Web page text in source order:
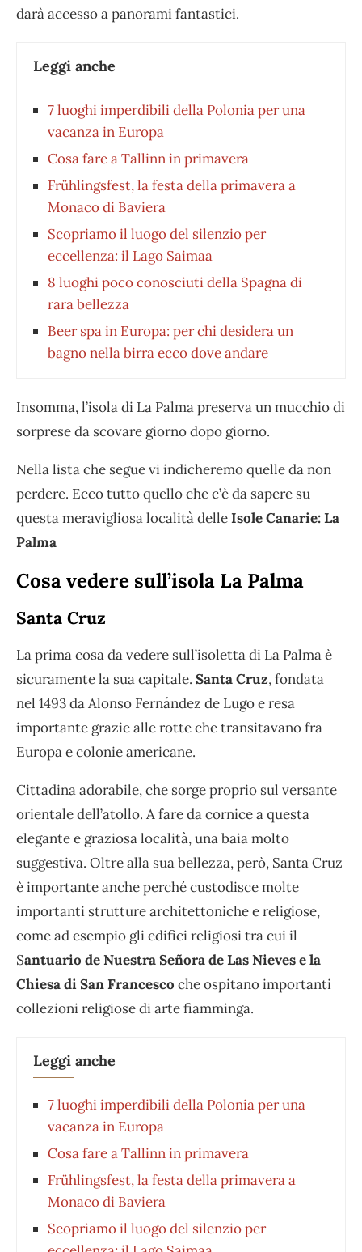
darà accesso a panorami fantastici.
Leggi anche
7 luoghi imperdibili della Polonia per una
vacanza in Europa
Cosa fare a Tallinn in primavera
Frühlingsfest, la festa della primavera a
Monaco di Baviera
Scopriamo il luogo del silenzio per
eccellenza: il Lago Saimaa
8 luoghi poco conosciuti della Spagna di
rara bellezza
Beer spa in Europa: per chi desidera un
bagno nella birra ecco dove andare
Insomma, l’isola di La Palma preserva un mucchio di
sorprese da scovare giorno dopo giorno.
Nella lista che segue vi indicheremo quelle da non
perdere. Ecco tutto quello che c’è da sapere su
questa meravigliosa località delleIsole Canarie: La
Palma
Cosa vedere sull’isola La Palma
Santa Cruz
La prima cosa da vedere sull’isoletta di La Palma è
sicuramente la sua capitale. Santa Cruz, fondata
nel 1493 da Alonso Fernández de Lugo e resa
importante grazie alle rotte che transitavano fra
Europa e colonie americane.
Cittadina adorabile, che sorge proprio sul versante
orientale dell’atollo. A fare da cornice a questa
elegante e graziosa località, una baia molto
suggestiva. Oltre alla sua bellezza, però, Santa Cruz
è importante anche perché custodisce molte
importanti strutture architettoniche e religiose,
come ad esempio gli edifici religiosi tra cui il
Santuario de Nuestra Señora de Las Nieves e la
Chiesa di San Francesco che ospitano importanti
collezioni religiose di arte fiamminga.
Leggi anche
7 luoghi imperdibili della Polonia per una
vacanza in Europa
Cosa fare a Tallinn in primavera
Frühlingsfest, la festa della primavera a
Monaco di Baviera
Scopriamo il luogo del silenzio per